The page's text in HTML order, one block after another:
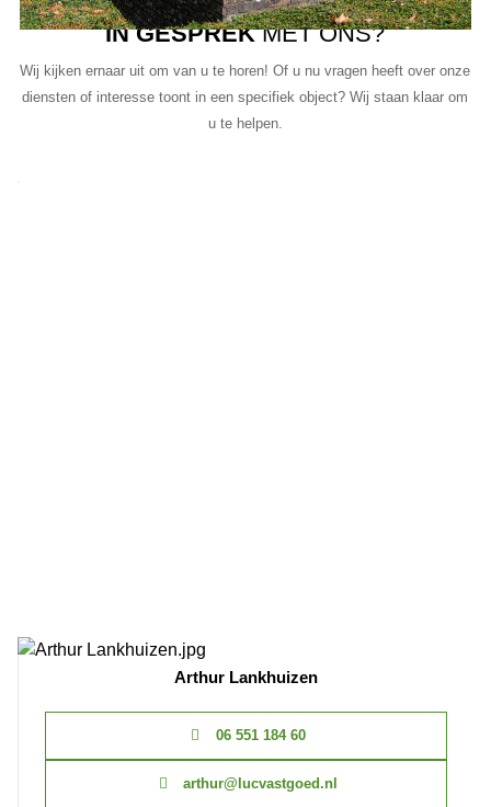
IN GESPREKMET ONS?
Wij kijken ernaar uit om van u te horen! Of u nu vragen heeft over onze
diensten of interesse toont in een specifiek object? Wij staan klaar om
u te helpen.
Arthur Lankhuizen
06 551 184 60
arthur@lucvastgoed.nl